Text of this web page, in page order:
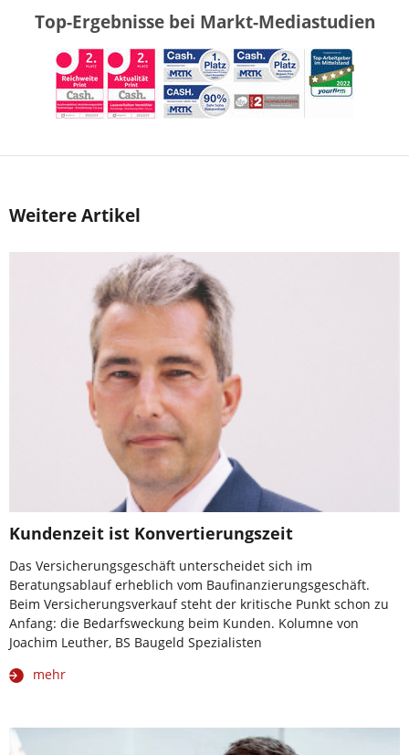
Top-Ergebnisse bei Markt-Mediastudien
Weitere Artikel
Kundenzeit ist Konvertierungszeit
Das Versicherungsgeschäft unterscheidet sich im
Beratungsablauf erheblich vom Baufinanzierungsgeschäft.
Beim Versicherungsverkauf steht der kritische Punkt schon zu
Anfang: die Bedarfsweckung beim Kunden. Kolumne von
Joachim Leuther, BS Baugeld Spezialisten
mehr